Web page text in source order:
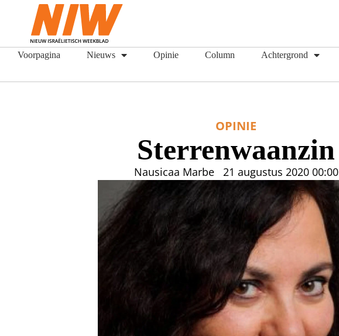
Voorpagina Nieuws Opinie Column Achtergrond
OPINIE
Sterrenwaanzin
Nausicaa Marbe 21 augustus 2020 00:00